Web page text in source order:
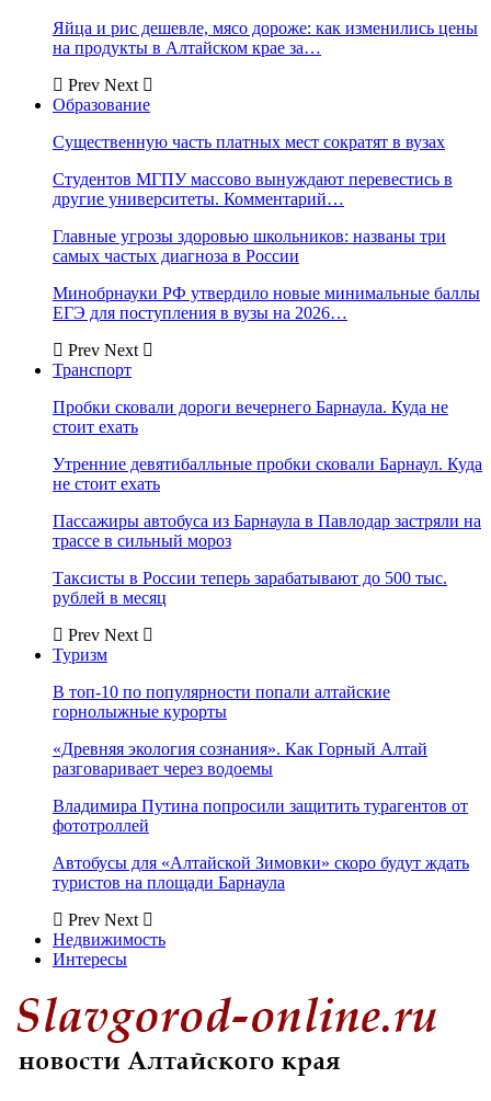
Яйца и рис дешевле, мясо дороже: как изменились цены
на продукты в Алтайском крае за…
Prev Next
Образование
Существенную часть платных мест сократят в вузах
Студентов МГПУ массово вынуждают перевестись в
другие университеты. Комментарий…
Главные угрозы здоровью школьников: названы три
самых частых диагноза в России
Минобрнауки РФ утвердило новые минимальные баллы
ЕГЭ для поступления в вузы на 2026…
Prev Next
Транспорт
Пробки сковали дороги вечернего Барнаула. Куда не
стоит ехать
Утренние девятибалльные пробки сковали Барнаул. Куда
не стоит ехать
Пассажиры автобуса из Барнаула в Павлодар застряли на
трассе в сильный мороз
Таксисты в России теперь зарабатывают до 500 тыс.
рублей в месяц
Prev Next
Туризм
В топ-10 по популярности попали алтайские
горнолыжные курорты
«Древняя экология сознания». Как Горный Алтай
разговаривает через водоемы
Владимира Путина попросили защитить турагентов от
фототроллей
Автобусы для «Алтайской Зимовки» скоро будут ждать
туристов на площади Барнаула
Prev Next
Недвижимость
Интересы